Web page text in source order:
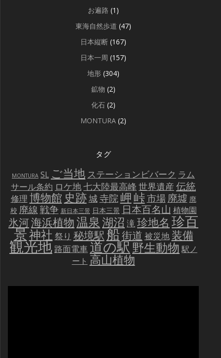
お遍路 (1)
東海自然歩道 (47)
日本縦断 (167)
日本一周 (157)
地形 (304)
鉱物 (2)
化石 (2)
MONTURA (2)
タグ
MONTURA SL ご当地 ステーションビバーク ラム
サール条約 ロケ地七大陸最高峰 世界遺産 伝統
修理 博物館 史跡城寺院岬峠市場 廃墟 廃
校 廃線戦争 新日本三景 日本三景 日本百名山 植物園
氷河海浜植物温泉湖沼 滝珍地名 珍百
景神社 祭り 秘境駅船街道 被災地 装備
観光地 路面電車道の駅野生動物 駅ノ
ート 高山植物